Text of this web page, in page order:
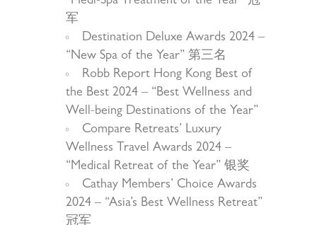
军
Destination Deluxe Awards 2024 –
“New Spa of the Year” 第三名
Robb Report Hong Kong Best of
the Best 2024 – “Best Wellness and
Well-being Destinations of the Year”
Compare Retreats’ Luxury
Wellness Travel Awards 2024 –
“Medical Retreat of the Year” 银奖
Cathay Members’ Choice Awards
2024 – “Asia’s Best Wellness Retreat”
冠军